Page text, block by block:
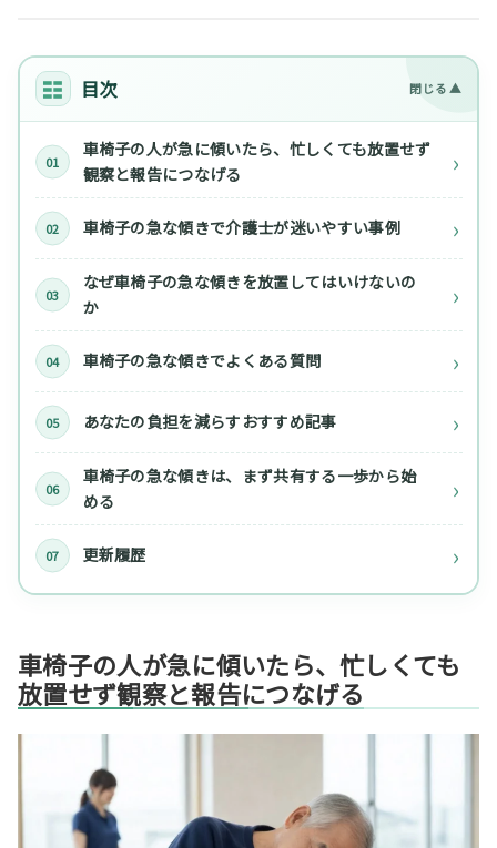
目次
車椅子の人が急に傾いたら、忙しくても放置せず
観察と報告につなげる
車椅子の急な傾きで介護士が迷いやすい事例
なぜ車椅子の急な傾きを放置してはいけないの
か
車椅子の急な傾きでよくある質問
あなたの負担を減らすおすすめ記事
車椅子の急な傾きは、まず共有する一歩から始
める
更新履歴
車椅子の人が急に傾いたら、忙しくても
放置せず観察と報告につなげる